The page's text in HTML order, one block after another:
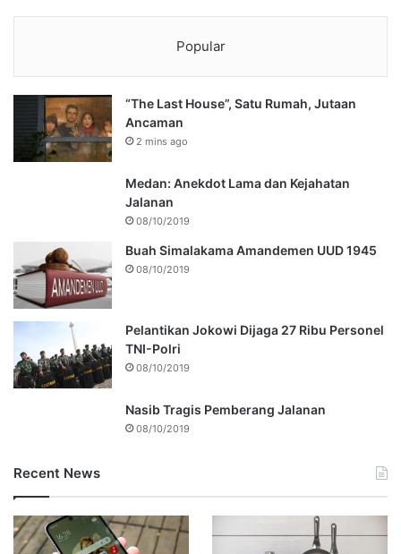
Popular
“The Last House”, Satu Rumah, Jutaan
Ancaman
2 mins ago
Medan: Anekdot Lama dan Kejahatan
Jalanan
08/10/2019
Buah Simalakama Amandemen UUD 1945
08/10/2019
Pelantikan Jokowi Dijaga 27 Ribu Personel
TNI-Polri
08/10/2019
Nasib Tragis Pemberang Jalanan
08/10/2019
Recent News